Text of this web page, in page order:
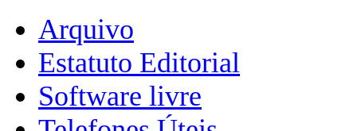
Arquivo
Estatuto Editorial
Software livre